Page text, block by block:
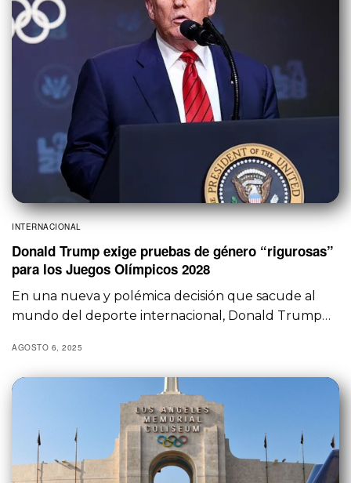
INTERNACIONAL
Donald Trump exige pruebas de género “rigurosas”
para los Juegos Olímpicos 2028
En una nueva y polémica decisión que sacude al
mundo del deporte internacional, Donald Trump…
AGOSTO 6, 2025